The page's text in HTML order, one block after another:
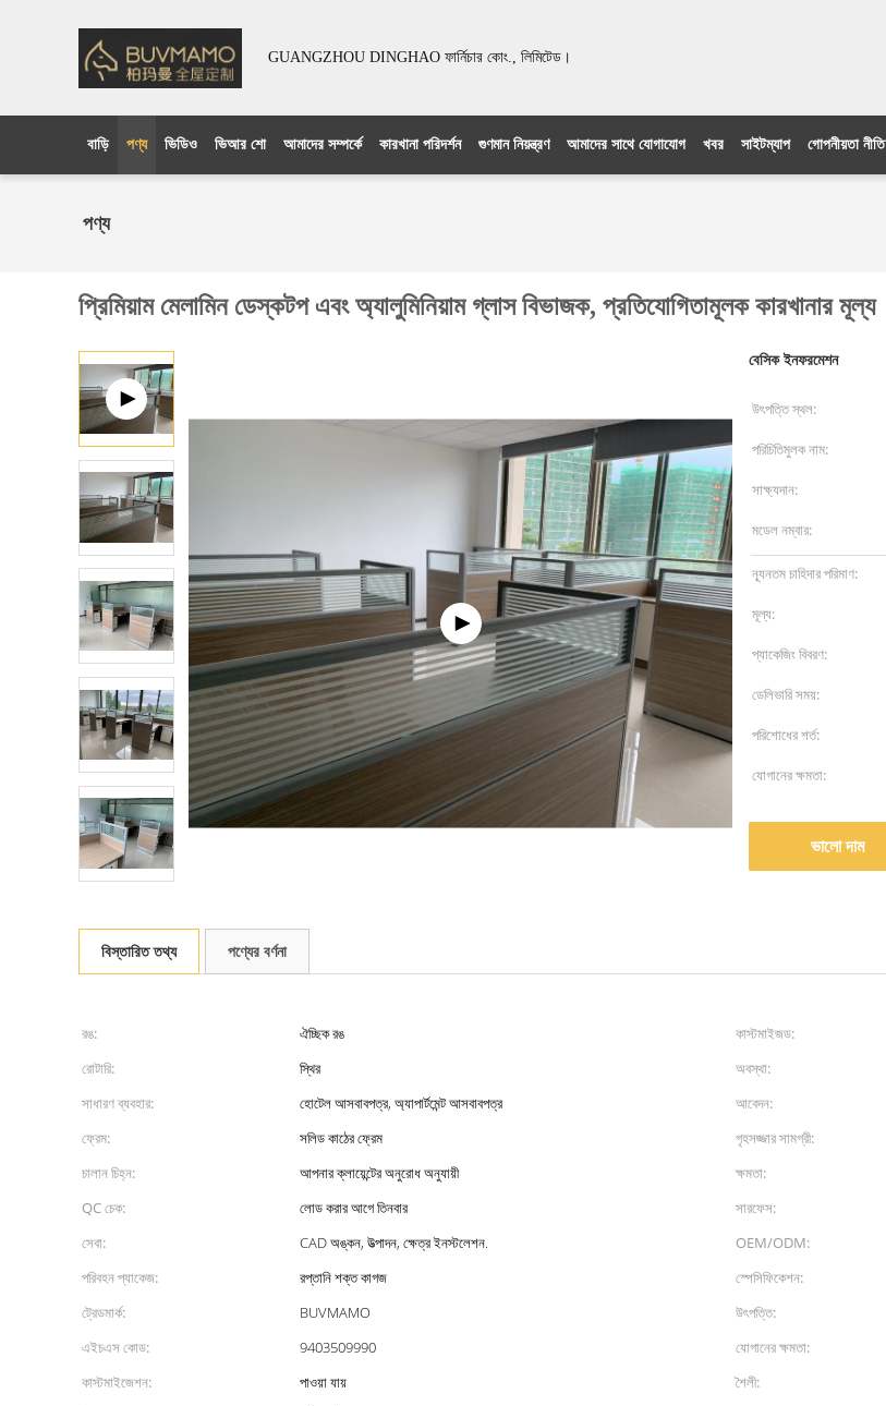
GUANGZHOU DINGHAO ফার্নিচার কোং., লিমিটেড।
বাড়ি পণ্য ভিডিও ভিআর শো আমাদের সম্পর্কে কারখানা পরিদর্শন গুণমান নিয়ন্ত্রণ আমাদের সাথে যোগাযোগ খবর সাইটম্যাপ গোপনীয়তা নীতি
পণ্য
প্রিমিয়াম মেলামিন ডেস্কটপ এবং অ্যালুমিনিয়াম গ্লাস বিভাজক, প্রতিযোগিতামূলক কারখানার মূল্য
বেসিক ইনফরমেশন
উৎপত্তি স্থল:
পরিচিতিমুলক নাম:
সাক্ষ্যদান:
মডেল নম্বার:
ন্যূনতম চাহিদার পরিমাণ:
মূল্য:
প্যাকেজিং বিবরণ:
ডেলিভারি সময়:
পরিশোধের শর্ত:
যোগানের ক্ষমতা:
ভালো দাম
বিস্তারিত তথ্য পণ্যের বর্ণনা
রঙ: ঐচ্ছিক রঙ কাস্টমাইজড:
রোটারি:
স্থির অবস্থা:
সাধারণ ব্যবহার:
হোটেল আসবাবপত্র, অ্যাপার্টমেন্ট আসবাবপত্র আবেদন:
ফ্রেম:
সলিড কাঠের ফ্রেম গৃহসজ্জার সামগ্রী:
চালান চিহ্ন:
আপনার ক্লায়েন্টের অনুরোধ অনুযায়ী ক্ষমতা:
QC চেক:
লোড করার আগে তিনবার সারফেস:
সেবা:
CAD অঙ্কন, উত্পাদন, ক্ষেত্র ইনস্টলেশন. OEM/ODM:
পরিবহন প্যাকেজ:
রপ্তানি শক্ত কাগজ স্পেসিফিকেশন:
ট্রেডমার্ক:
BUVMAMO উৎপত্তি:
এইচএস কোড:
9403509990 যোগানের ক্ষমতা:
কাস্টমাইজেশন:
পাওয়া যায় শৈলী: